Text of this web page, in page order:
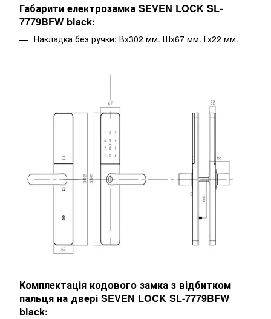
Габарити електрозамка SEVEN LOCK SL-
7779BFW black:
Накладка без ручки: Вх302 мм. Шх67 мм. Гх22 мм.
Комплектація кодового замка з відбитком
пальця на двері SEVEN LOCK SL-7779BFW
black: